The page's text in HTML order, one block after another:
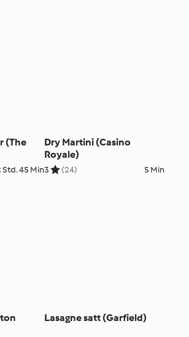
(The
Std. 45 Min
Dry Martini (Casino
Royale)
3 (24) 5 Min
Lasagne satt (Garfield)